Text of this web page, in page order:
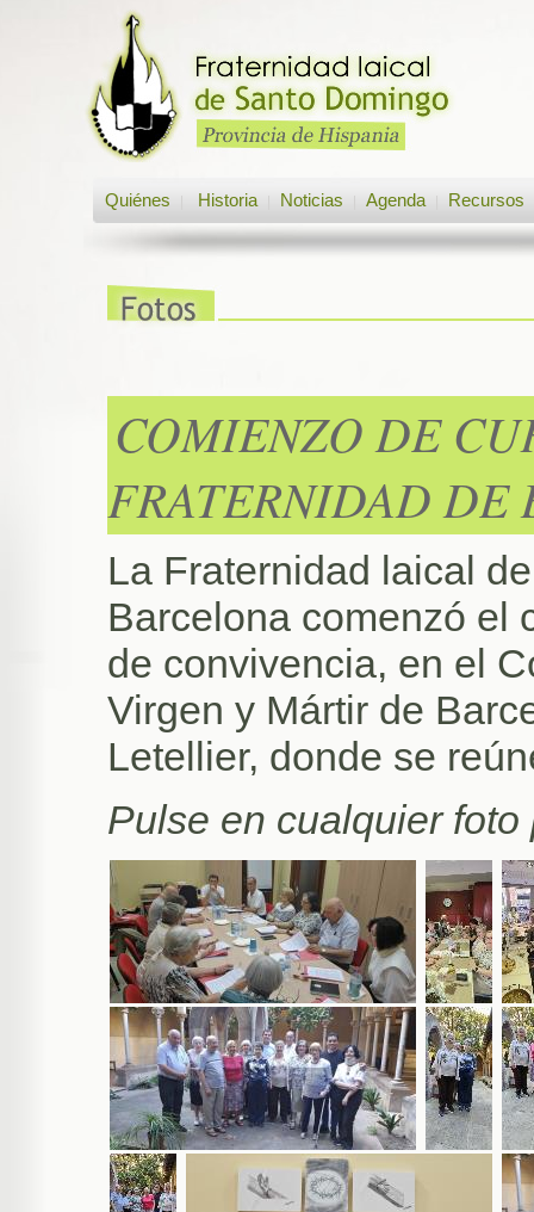
Quiénes Historia Noticias Agenda Recursos
COMIENZO DE
FRATERNIDAD DE
La Fraternidad laical
Barcelona comenzó el
de convivencia, en el
Virgen y Mártir de
Letellier, donde se
Pulse en cualquier